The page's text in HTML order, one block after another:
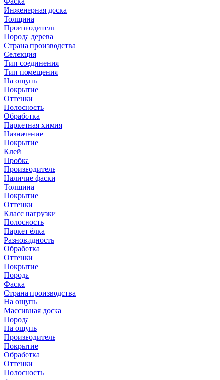
Инженерная доска
Толщина
Производитель
Порода дерева
Страна производства
Селекция
Тип соединения
Тип помещения
На ощупь
Покрытие
Оттенки
Полосность
Обработка
Паркетная химия
Назначение
Покрытие
Клей
Пробка
Производитель
Наличие фаски
Толщина
Покрытие
Оттенки
Класс нагрузки
Полосность
Паркет ёлка
Разновидность
Обработка
Оттенки
Покрытие
Порода
Фаска
Страна производства
На ощупь
Массивная доска
Порода
На ощупь
Производитель
Покрытие
Обработка
Оттенки
Полосность